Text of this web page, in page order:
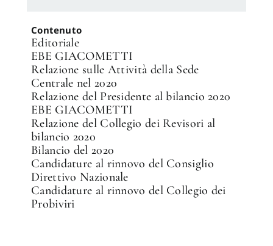
Contenuto
Editoriale
EBE GIACOMETTI
Relazione sulle Attività della Sede
Centrale nel 2020
Relazione del Presidente al bilancio 2020
EBE GIACOMETTI
Relazione del Collegio dei Revisori al
bilancio 2020
Bilancio del 2020
Candidature al rinnovo del Consiglio
Direttivo Nazionale
Candidature al rinnovo del Collegio dei
Probiviri